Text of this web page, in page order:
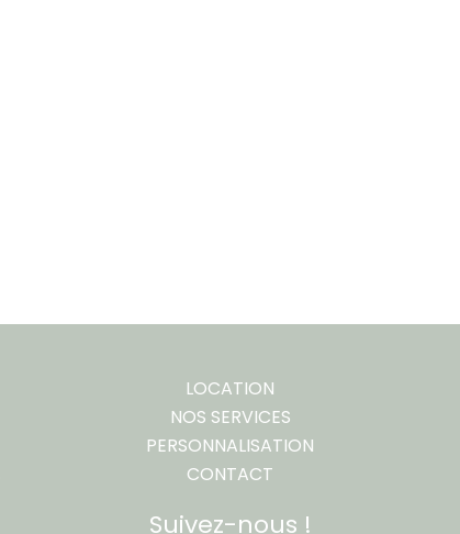
LOCATION
NOS SERVICES
PERSONNALISATION
CONTACT
Suivez-nous !